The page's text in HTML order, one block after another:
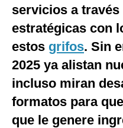
Gestión TV
Videos
Fotogalerías
servicios a través
estratégicas con
estos grifos. Sin
2025 ya alistan
incluso miran
formatos para
que le genere